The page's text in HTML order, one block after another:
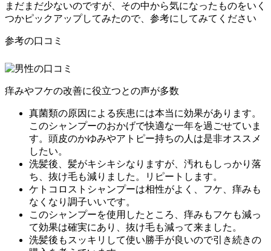
まだまだ少ないのですが、その中から気になったものをいく
つかピックアップしてみたので、参考にしてみてください
参考の口コミ
痒みやフケの改善に役立つとの声が多数
真菌類の原因による疾患には本当に効果があります。
このシャンプーのおかげで快適な一年を過ごせていま
す。 頭皮のかゆみやアトピー持ちの人は是非オススメ
したい。
洗髪後、髪がキシキシなりますが、 汚れもしっかり落
ち、抜け毛も減りました。
リピートします。
ケトコロストシャンプーは相性がよく、 フケ、痒みも
なくなり調子いいです。
このシャンプーを使用したところ、 痒みもフケも減っ
て効果は確実にあり、抜け毛も減って来ました。
洗髪後もスッキリ して使い勝手が良いので引き続きの